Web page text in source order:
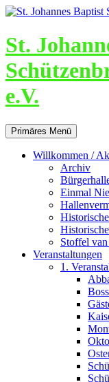
St.
e.V.
Suchen
Primäres Menü Zum
Inhalt
Willkommen /
Archiv
Einmal
Stoffel
Veranstaltungen
1.